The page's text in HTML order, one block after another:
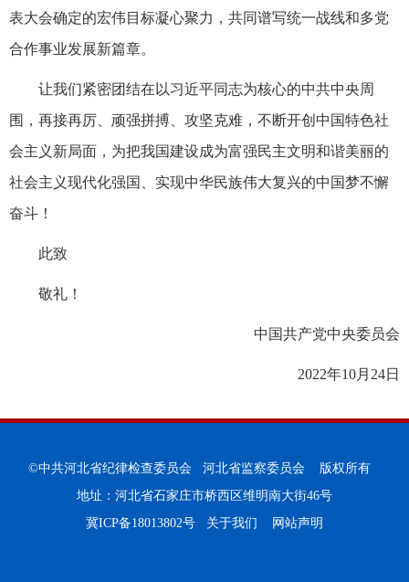
表大会确定的宏伟目标凝心聚力，共同谱写统一战线和多党
合作事业发展新篇章。
让我们紧密团结在以习近平同志为核心的中共中央周
围，再接再厉、顽强拼搏、攻坚克难，不断开创中国特色社
会主义新局面，为把我国建设成为富强民主文明和谐美丽的
社会主义现代化强国、实现中华民族伟大复兴的中国梦不懈
奋斗！
此致
敬礼！
中国共产党中央委员会
2022年10月24日
©中共河北省纪律检查委员会 河北省监察委员会 版权所有
地址：河北省石家庄市桥西区维明南大街46号
冀ICP备18013802号
关于我们 网站声明